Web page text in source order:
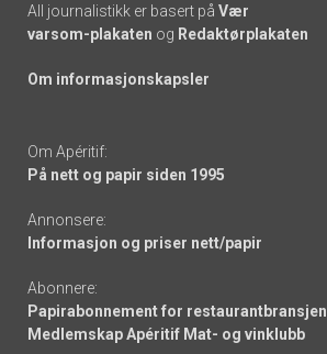
All journalistikk er basert på Vær
varsom-plakaten og Redaktørplakaten
Om informasjonskapsler
Om Apéritif:
På nett og papir siden 1995
Annonsere:
Informasjon og priser nett/papir
Abonnere:
Papirabonnement for restaurantbransjen
Medlemskap Apéritif Mat- og vinklubb